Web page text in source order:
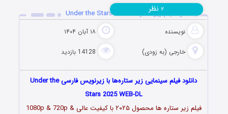
دانلود فیلم زیر ستاره‌ها Under the Stars 2025
نویسنده ۱۸ آبان ۱۴۰۴
خارجی (به زودی) 14128 بازدید
۲ نظر
دانلود فیلم سینمایی زیر ستاره‌ها با زیرنویس فارسی Under the
Stars 2025 WEB-DL
فیلم زیر ستاره ها محصول ۲۰۲۵ با کیفیت عالی 1080p & 720p &